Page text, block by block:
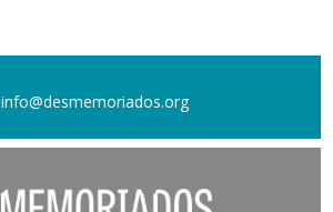
info@desmemoriados.org